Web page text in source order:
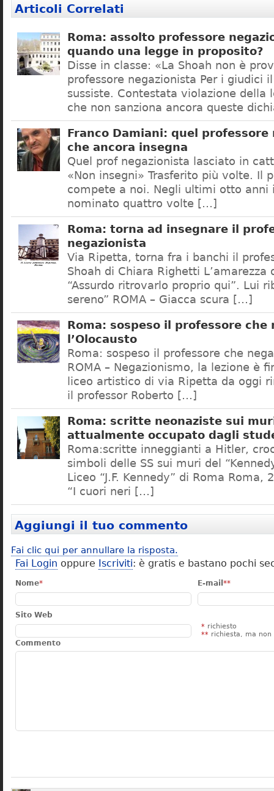
Articoli Correlati
Roma: assolto professore
quando una legge in proposito?
Disse in classe: «La Shoah non è
professore negazionista Per i giudici
sussiste. Contestata violazione della
che non sanziona ancora queste
Franco Damiani: quel professore
che ancora insegna
Quel prof negazionista lasciato in
«Non insegni» Trasferito più volte. Il
compete a noi. Negli ultimi otto anni
nominato quattro volte […]
Roma: torna ad insegnare il
negazionista
Via Ripetta, torna fra i banchi il
Shoah di Chiara Righetti L’amarezza
“Assurdo ritrovarlo proprio qui”. Lui
sereno” ROMA – Giacca scura […]
Roma: sospeso il professore che
l’Olocausto
Roma: sospeso il professore che
ROMA – Negazionismo, la lezione è
liceo artistico di via Ripetta da oggi
il professor Roberto […]
Roma: scritte neonaziste sui
attualmente occupato dagli
Roma:scritte inneggianti a Hitler,
simboli delle SS sui muri del
Liceo “J.F. Kennedy” di Roma Roma,
“I cuori neri […]
Aggiungi il tuo commento
Fai clic qui per annullare la risposta.
Fai Login oppure Iscriviti: è gratis e bastano pochi
Nome* E-mail **
Sito Web
* richiesto
** richiesta, ma non
Commento